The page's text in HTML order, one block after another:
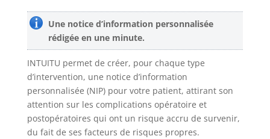
Une notice d’information personnalisée
rédigée en une minute.
INTUITU permet de créer, pour chaque type
d’intervention, une notice d’information
personnalisée (NIP) pour votre patient, attirant son
attention sur les complications opératoire et
postopératoires qui ont un risque accru de survenir,
du fait de ses facteurs de risques propres.